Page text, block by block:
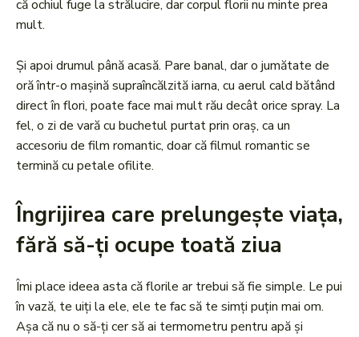
că ochiul fuge la strălucire, dar corpul florii nu minte prea
mult.
Și apoi drumul până acasă. Pare banal, dar o jumătate de
oră într-o mașină supraîncălzită iarna, cu aerul cald bătând
direct în flori, poate face mai mult rău decât orice spray. La
fel, o zi de vară cu buchetul purtat prin oraș, ca un
accesoriu de film romantic, doar că filmul romantic se
termină cu petale ofilite.
Îngrijirea care prelungește viața,
fără să-ți ocupe toată ziua
Îmi place ideea asta că florile ar trebui să fie simple. Le pui
în vază, te uiți la ele, ele te fac să te simți puțin mai om.
Așa că nu o să-ți cer să ai termometru pentru apă și